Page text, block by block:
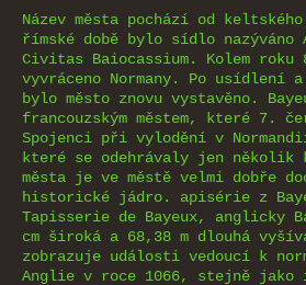
Název města pochází od
římské době bylo sídlo nazýváno
Civitas Baiocassium. Kolem roku
vyvráceno Normany. Po
bylo město znovu vystavěno.
francouzským městem, které 7.
Spojenci při vylodění v
které se odehrávaly jen několik
města je ve městě velmi dobře
historické jádro. apisérie z
Tapisserie de Bayeux, anglicky
cm široká a 68,38 m dlouhá
zobrazuje události vedoucí k
Anglie v roce 1066, stejně jako